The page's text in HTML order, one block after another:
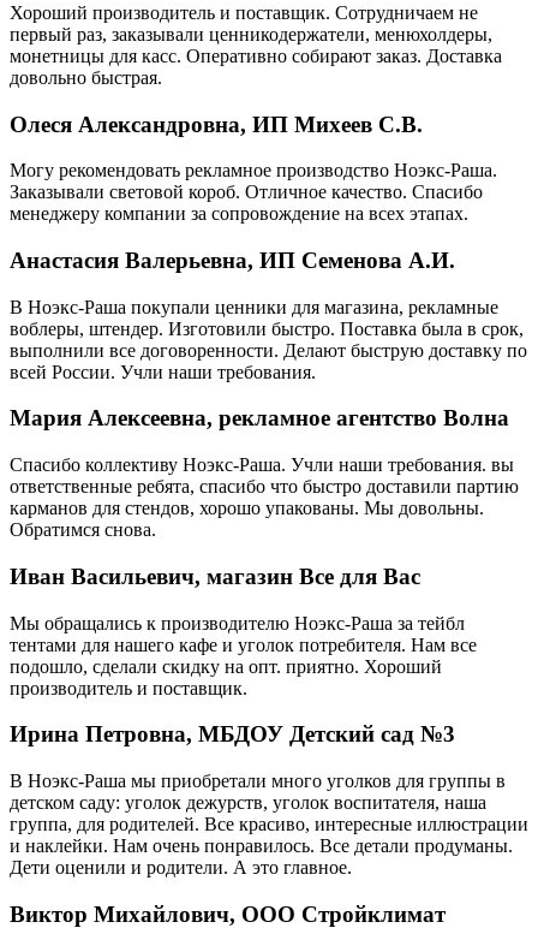
Хороший производитель и поставщик. Сотрудничаем не
первый раз, заказывали ценникодержатели, менюхолдеры,
монетницы для касс. Оперативно собирают заказ. Доставка
довольно быстрая.
Олеся Александровна, ИП Михеев С.В.
Могу рекомендовать рекламное производство Ноэкс-Раша.
Заказывали световой короб. Отличное качество. Спасибо
менеджеру компании за сопровождение на всех этапах.
Анастасия Валерьевна, ИП Семенова А.И.
В Ноэкс-Раша покупали ценники для магазина, рекламные
воблеры, штендер. Изготовили быстро. Поставка была в срок,
выполнили все договоренности. Делают быструю доставку по
всей России. Учли наши требования.
Мария Алексеевна, рекламное агентство Волна
Спасибо коллективу Ноэкс-Раша. Учли наши требования. вы
ответственные ребята, спасибо что быстро доставили партию
карманов для стендов, хорошо упакованы. Мы довольны.
Обратимся снова.
Иван Васильевич, магазин Все для Вас
Мы обращались к производителю Ноэкс-Раша за тейбл
тентами для нашего кафе и уголок потребителя. Нам все
подошло, сделали скидку на опт. приятно. Хороший
производитель и поставщик.
Ирина Петровна, МБДОУ Детский сад №3
В Ноэкс-Раша мы приобретали много уголков для группы в
детском саду: уголок дежурств, уголок воспитателя, наша
группа, для родителей. Все красиво, интересные иллюстрации
и наклейки. Нам очень понравилось. Все детали продуманы.
Дети оценили и родители. А это главное.
Виктор Михайлович, ООО Стройклимат